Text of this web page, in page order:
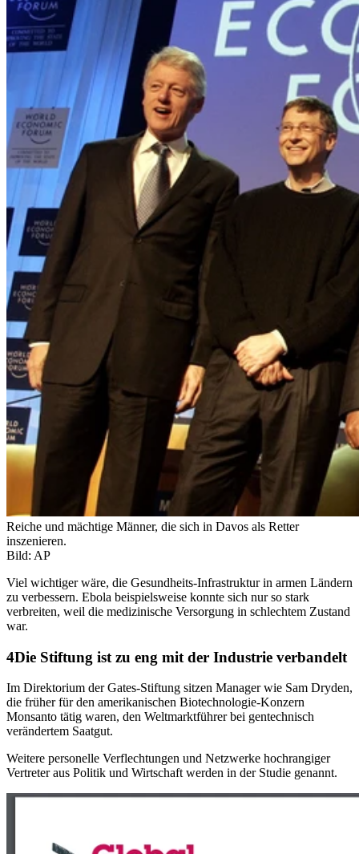
Reiche und mächtige Männer, die sich in Davos als Retter
inszenieren.
Bild: AP
Viel wichtiger wäre, die Gesundheits-Infrastruktur in armen Ländern
zu verbessern. Ebola beispielsweise konnte sich nur so stark
verbreiten, weil die medizinische Versorgung in schlechtem Zustand
war.
Die Stiftung ist zu eng mit der Industrie verbandelt
Im Direktorium der Gates-Stiftung sitzen Manager wie Sam Dryden,
die früher für den amerikanischen Biotechnologie-Konzern
Monsanto tätig waren, den Weltmarktführer bei gentechnisch
verändertem Saatgut.
Weitere personelle Verflechtungen und Netzwerke hochrangiger
Vertreter aus Politik und Wirtschaft werden in der Studie genannt.